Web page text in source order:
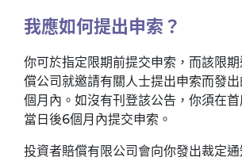
我應如何提出申索？
你可於指定限期前提交申索，而該限
償公司就邀請有關人士提出申索而發
個月內。如沒有刊登該公告，你須在
當日後6個月內提交申索。
投資者賠償有限公司會向你發出裁定